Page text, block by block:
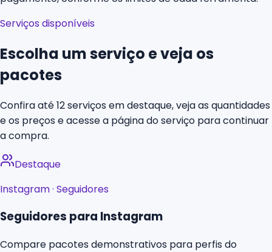
Serviços disponíveis
Escolha um serviço e veja os
pacotes
Confira até 12 serviços em destaque, veja as quantidades
e os preços e acesse a página do serviço para continuar
a compra.
Destaque
Instagram· Seguidores
Seguidores para Instagram
Compare pacotes demonstrativos para perfis do